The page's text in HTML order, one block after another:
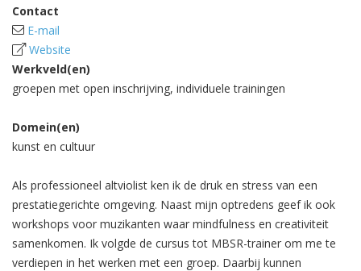
Contact
E-mail
Website
Werkveld(en)
groepen met open inschrijving, individuele trainingen
Domein(en)
kunst en cultuur
Als professioneel altviolist ken ik de druk en stress van een
prestatiegerichte omgeving. Naast mijn optredens geef ik ook
workshops voor muzikanten waar mindfulness en creativiteit
samenkomen. Ik volgde de cursus tot MBSR-trainer om me te
verdiepen in het werken met een groep. Daarbij kunnen